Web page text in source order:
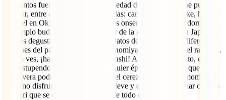
los puntos fuertes del país es la variedad de actividades que puedes
realizar, entre ellas nuestras preferidas: cantar en un karaoke, hacer
snorkel en Okinawa, disfrutar de los onsen en Hokkaido, dormir en
un templo budista, etc. ¡Y que decir de la gastronomía! En Japón
puedes degustar una infinidad de platos deliciosos en las diferentes
regiones del país, como el rico okonomiyaki, el tonkatsu, el ramen…
Como ves, ¡hay vida más allá del sushi! Aparte de todo esto, es un
país estupendo para visitar en cualquier época del año, ya que en
primavera podrás ver la floración del cerezo, en otoño el momiji, en
invierno disfrutar de festivales de nieve y en verano alucinar con los
matsuri que se celebran alrededor de todo el país.